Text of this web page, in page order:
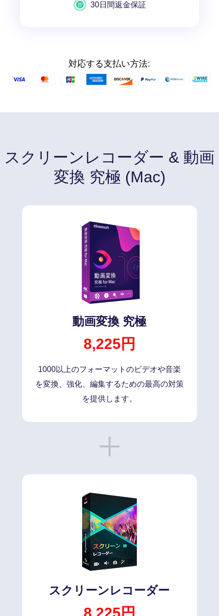
30日間返金保証
対応する支払い方法:
スクリーンレコーダー & 動画
変換 究極 (Mac)
動画変換 究極
8,225円
1000以上のフォーマットのビデオや音楽
を変換、強化、編集するための最高の対策
を提供します。
スクリーンレコーダー